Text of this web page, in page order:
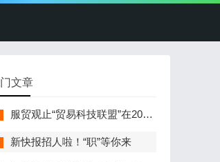
文章
服贸观止“贸易科技联盟”在2022服贸会启动
新快报招人啦！“职”等你来